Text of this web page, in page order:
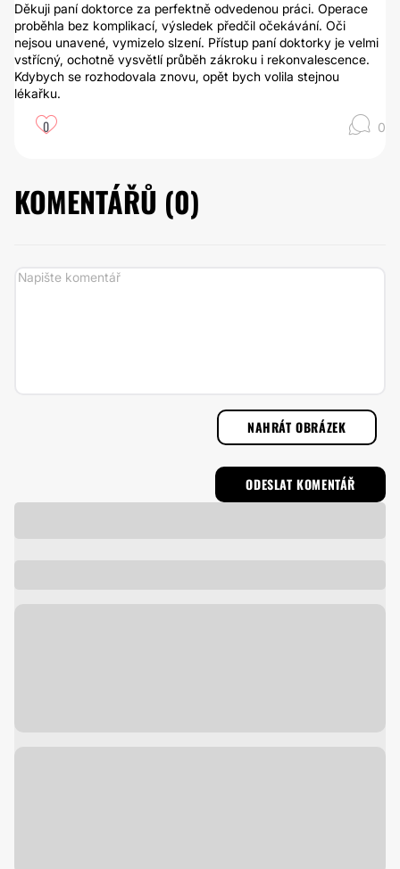
Děkuji paní doktorce za perfektně odvedenou práci. Operace
proběhla bez komplikací, výsledek předčil očekávání. Oči
nejsou unavené, vymizelo slzení. Přístup paní doktorky je velmi
vstřícný, ochotně vysvětlí průběh zákroku i rekonvalescence.
Kdybych se rozhodovala znovu, opět bych volila stejnou
lékařku.
0 0
KOMENTÁŘŮ (0)
NAHRÁT OBRÁZEK